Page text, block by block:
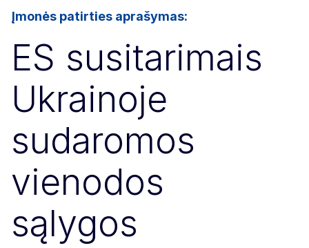
Įmonės patirties aprašymas:
ES susitarimais
Ukrainoje
sudaromos
vienodos
sąlygos